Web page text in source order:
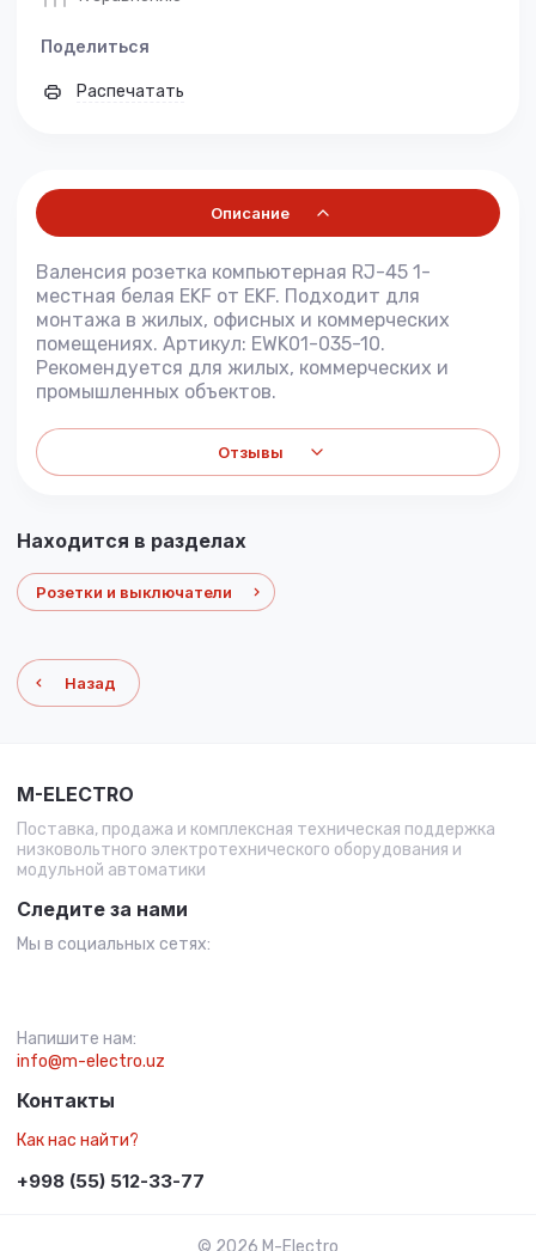
Поделиться
Распечатать
Описание
Валенсия розетка компьютерная RJ-45 1-
местная белая EKF от EKF. Подходит для
монтажа в жилых, офисных и коммерческих
помещениях. Артикул: EWK01-035-10.
Рекомендуется для жилых, коммерческих и
промышленных объектов.
Отзывы
Находится в разделах
Розетки и выключатели
Назад
M-ELECTRO
Поставка, продажа и комплексная техническая поддержка
низковольтного электротехнического оборудования и
модульной автоматики
Следите за нами
Мы в социальных сетях:
Напишите нам:
info@m-electro.uz
Контакты
Как нас найти?
+998 (55) 512-33-77
© 2026 M-Electro